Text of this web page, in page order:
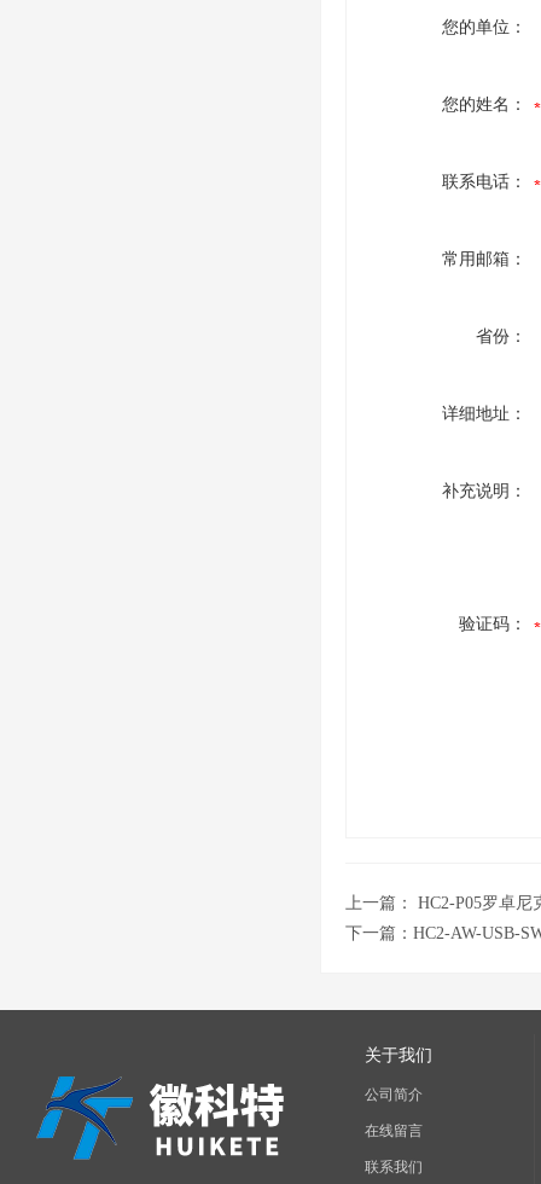
您的单位：
您的姓名：
联系电话：
常用邮箱：
省份：
详细地址：
补充说明：
验证码：
上一篇： HC2-P05罗卓尼
下一篇： HC2-AW-USB-
关于我们
公司简介
在线留言
联系我们